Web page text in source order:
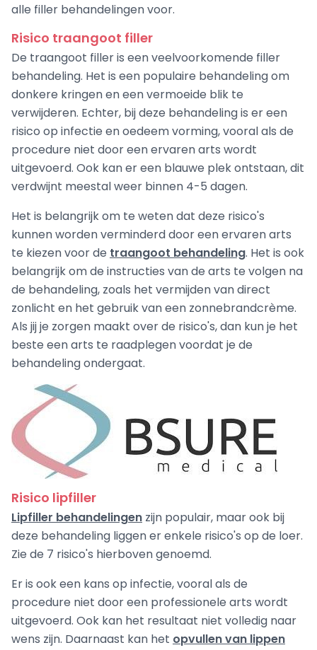
alle filler behandelingen voor.
Risico traangoot filler
De traangoot filler is een veelvoorkomende filler
behandeling. Het is een populaire behandeling om
donkere kringen en een vermoeide blik te
verwijderen. Echter, bij deze behandeling is er een
risico op infectie en oedeem vorming, vooral als de
procedure niet door een ervaren arts wordt
uitgevoerd. Ook kan er een blauwe plek ontstaan, dit
verdwijnt meestal weer binnen 4-5 dagen.
Het is belangrijk om te weten dat deze risico's
kunnen worden verminderd door een ervaren arts
te kiezen voor de traangoot behandeling. Het is ook
belangrijk om de instructies van de arts te volgen na
de behandeling, zoals het vermijden van direct
zonlicht en het gebruik van een zonnebrandcrème.
Als jij je zorgen maakt over de risico's, dan kun je het
beste een arts te raadplegen voordat je de
behandeling ondergaat.
Risico lipfiller
Lipfiller behandelingen zijn populair, maar ook bij
deze behandeling liggen er enkele risico's op de loer.
Zie de 7 risico's hierboven genoemd.
Er is ook een kans op infectie, vooral als de
procedure niet door een professionele arts wordt
uitgevoerd. Ook kan het resultaat niet volledig naar
wens zijn. Daarnaast kan het opvullen van lippen